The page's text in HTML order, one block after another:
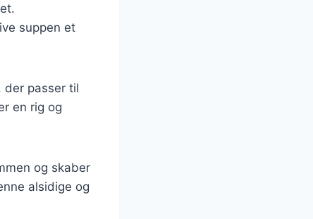
suppen et
der passer til
en rig og
og skaber
alsidige og